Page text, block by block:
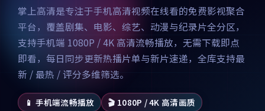
掌上高清是专注于手机高清视频在线看的免费影视聚合
平台，覆盖剧集、电影、综艺、动漫与纪录片全分区，
支持手机端 1080P / 4K 高清流畅播放，无需下载即点
即看，每日同步更新热播片单与新片速递，全库支持最
新 / 最热 / 评分多维筛选。
📱 手机端流畅播放
🎬 1080P / 4K 高清画质